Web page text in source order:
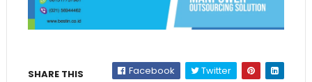
SHARE THIS Facebook Twitter